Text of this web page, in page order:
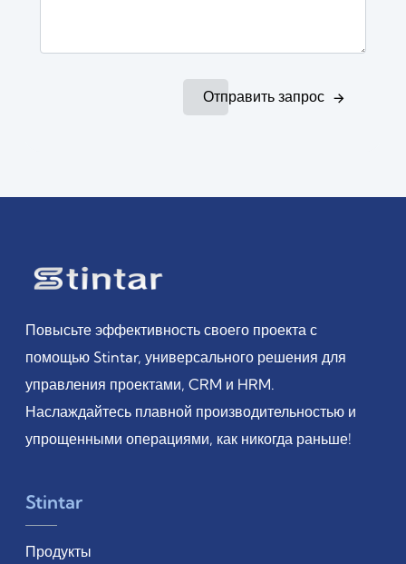
Отправить запрос
Повысьте эффективность своего проекта с
помощью Stintar, универсального решения для
управления проектами, CRM и HRM.
Наслаждайтесь плавной производительностью и
упрощенными операциями, как никогда раньше!
Stintar
Продукты